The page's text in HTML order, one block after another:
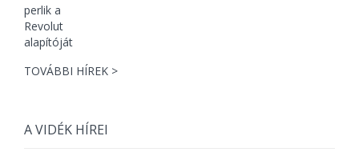
TOVÁBBI HÍREK >
A VIDÉK HÍREI